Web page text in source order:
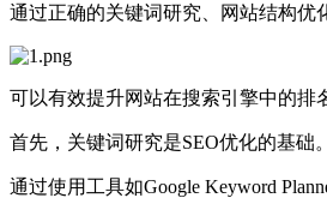
通过正确的关键词研究、网站结构优
可以有效提升网站在搜索引擎中的排
首先，‌关键词研究‌是SEO优化的基础。
通过使用工具如Google Keyword